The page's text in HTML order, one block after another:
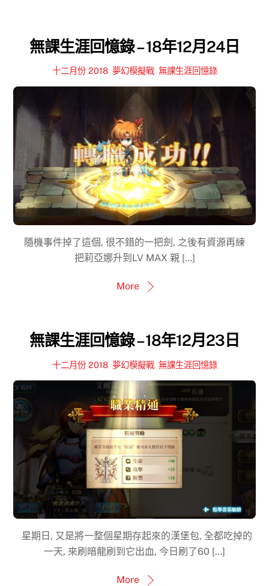
無課生涯回憶錄 – 18年12月24日
十二月份 2018, 夢幻模擬戰, 無課生涯回憶錄
隨機事件掉了這個, 很不錯的一把劍, 之後有資源再練
把莉亞娜升到LV MAX 親 […]
More
無課生涯回憶錄 – 18年12月23日
十二月份 2018, 夢幻模擬戰, 無課生涯回憶錄
星期日, 又是將一整個星期存起來的漢堡包, 全都吃掉的
一天, 來刷暗龍刷到它出血, 今日刷了60 […]
More